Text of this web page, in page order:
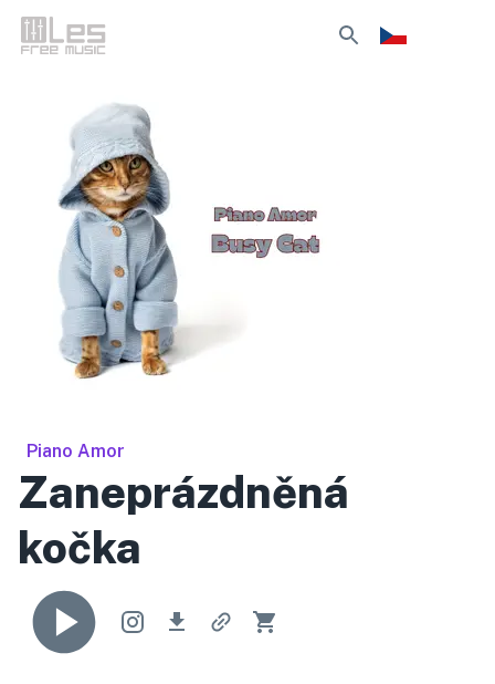
Piano Amor
Zaneprázdněná
kočka